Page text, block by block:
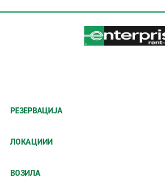
РЕЗЕРВАЦИЈА
ЛОКАЦИИИ
ВОЗИЛА